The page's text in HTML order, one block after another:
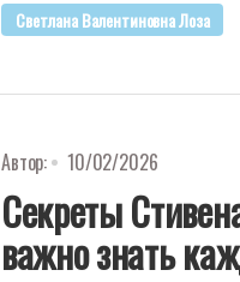
Светлана Валентиновна Лоза
Автор: 10/02/2026
Секреты
важно знать